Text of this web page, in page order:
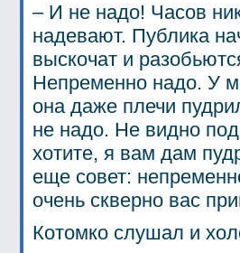
– И не надо! Часов
надевают. Публика
выскочат и
Непременно надо. У
она даже плечи
не надо. Не видно
хотите, я вам дам
еще совет:
очень скверно вас
Котомко слушал и